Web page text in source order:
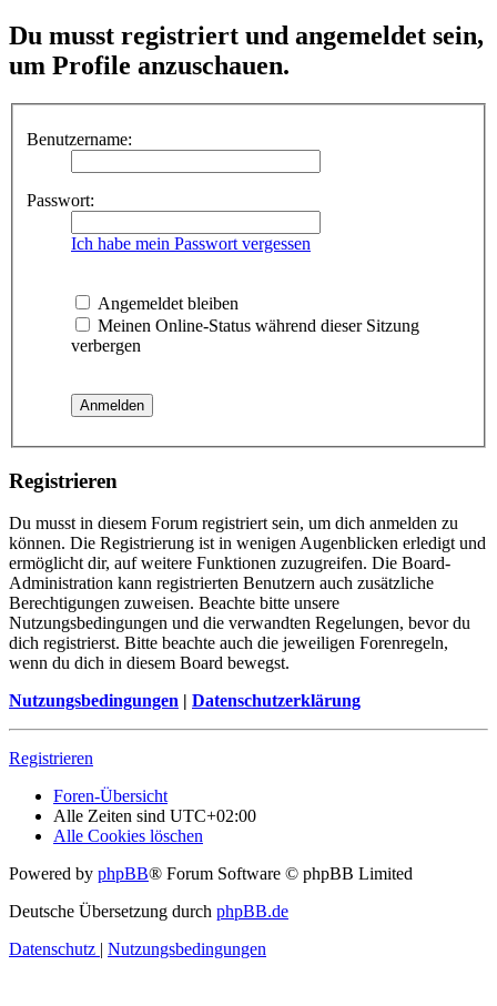
Du musst registriert und angemeldet sein,
um Profile anzuschauen.
Benutzername:
Passwort:
Ich habe mein Passwort vergessen
Angemeldet bleiben
Meinen Online-Status während dieser Sitzung
verbergen
Registrieren
Du musst in diesem Forum registriert sein, um dich anmelden zu
können. Die Registrierung ist in wenigen Augenblicken erledigt und
ermöglicht dir, auf weitere Funktionen zuzugreifen. Die Board-
Administration kann registrierten Benutzern auch zusätzliche
Berechtigungen zuweisen. Beachte bitte unsere
Nutzungsbedingungen und die verwandten Regelungen, bevor du
dich registrierst. Bitte beachte auch die jeweiligen Forenregeln,
wenn du dich in diesem Board bewegst.
Nutzungsbedingungen | Datenschutzerklärung
Registrieren
Foren-Übersicht
Alle Zeiten sind UTC+02:00
Alle Cookies löschen
Powered by phpBB® Forum Software © phpBB Limited
Deutsche Übersetzung durch phpBB.de
Datenschutz | Nutzungsbedingungen